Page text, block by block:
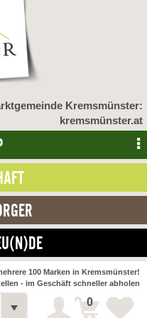
Kremsmünster:
kremsmünster.at
Alle Webseiten
100 Marken in Kremsmünster!
- im Geschäft schneller abholen
0
Detail